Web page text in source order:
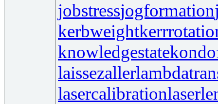
jobstressjogformation
kerbweight
knowledgestate
laissezaller
lasercalibration